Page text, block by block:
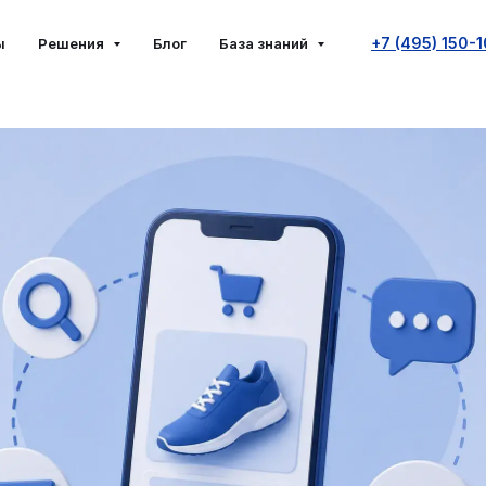
Решения Блог База знаний +7 (495) 150-
продвижения